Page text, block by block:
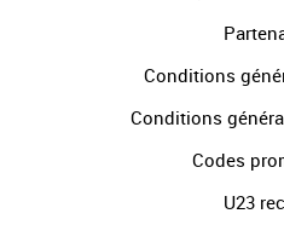
Conditions
Conditions
Codes
U23